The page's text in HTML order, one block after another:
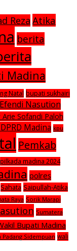
Reza Atika
berita
Madina
Natal bupati sukhairi
Nasution
Sofandi Paloh
Madina kpu
Pemkab
pilkada madina 2024
polres
Sahata Saipullah-Atika
Raya Sorik Marapi
Sumatera
Bupati Madina
Padang Sidempuan wali